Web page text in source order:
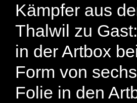
Kämpfer aus
Thalwil zu
in der Artbox
Form von
Folie in den